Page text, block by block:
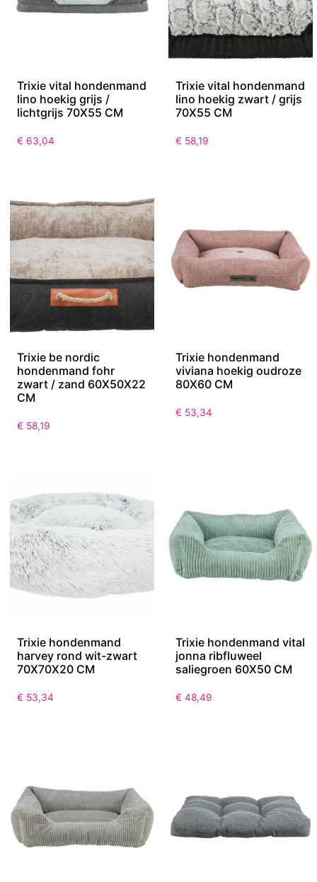
Trixie vital hondenmand
lino hoekig grijs /
lichtgrijs 70X55 CM
€ 63,04
Trixie vital hondenmand
lino hoekig zwart / grijs
70X55 CM
€ 58,19
Trixie be nordic
hondenmand fohr
zwart / zand 60X50X22
CM
€ 58,19
Trixie hondenmand
viviana hoekig oudroze
80X60 CM
€ 53,34
Trixie hondenmand
harvey rond wit-zwart
70X70X20 CM
€ 53,34
Trixie hondenmand vital
jonna ribfluweel
saliegroen 60X50 CM
€ 48,49